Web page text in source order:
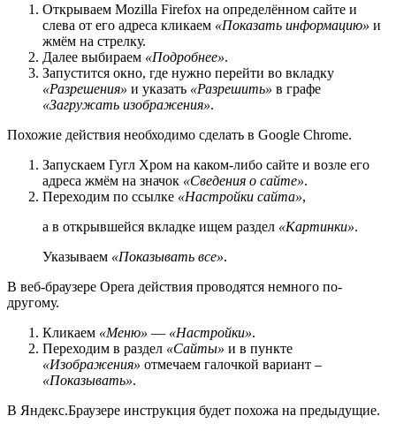
Открываем Mozilla Firefox на определённом сайте и
слева от его адреса кликаем «Показать информацию» и
жмём на стрелку.
Далее выбираем «Подробнее».
Запустится окно, где нужно перейти во вкладку
«Разрешения» и указать «Разрешить» в графе
«Загружать изображения».
Похожие действия необходимо сделать в Google Chrome.
Запускаем Гугл Хром на каком-либо сайте и возле его
адреса жмём на значок «Сведения о сайте».
Переходим по ссылке «Настройки сайта»,
а в открывшейся вкладке ищем раздел «Картинки».
Указываем «Показывать все».
В веб-браузере Opera действия проводятся немного по-
другому.
Кликаем «Меню» — «Настройки».
Переходим в раздел «Сайты» и в пункте
«Изображения» отмечаем галочкой вариант –
«Показывать».
В Яндекс.Браузере инструкция будет похожа на предыдущие.